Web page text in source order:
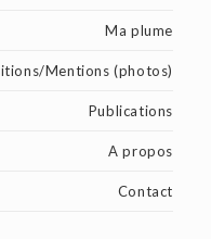
Ma plume
Mentions (photos)
Publications
A propos
Contact